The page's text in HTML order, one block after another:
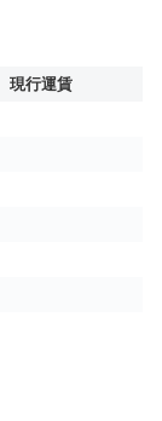
現行運賃